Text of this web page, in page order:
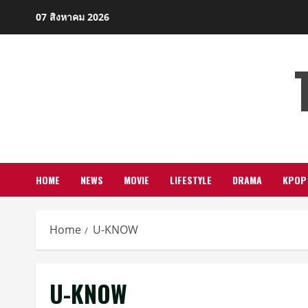
07 สิงหาคม 2026
HOME NEWS MOVIE LIFESTYLE DRAMA KPOP
Home U-KNOW
U-KNOW